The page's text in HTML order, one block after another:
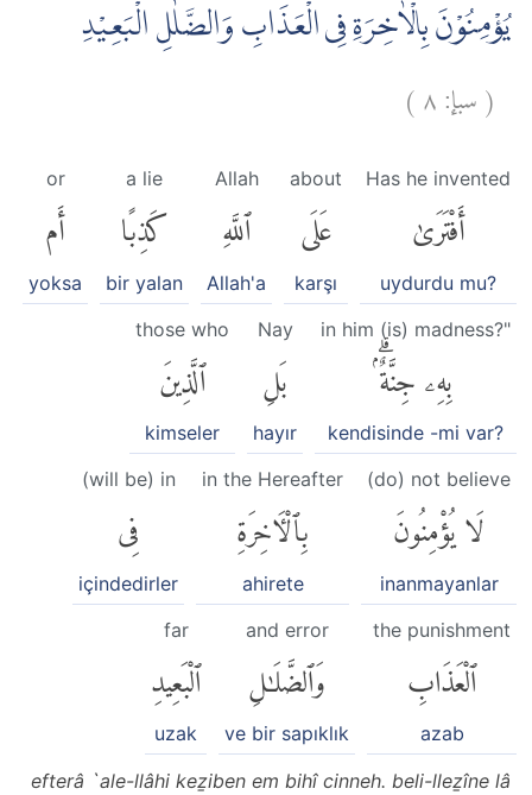
يُؤْمِنُوْنَ بِالْاٰخِرَةِ فِى الْعَذَابِ وَالضَّلٰلِ الْبَعِيْدِ
(سبإ:٨)
Has he invented
أَفْتَرَىٰ
uydurdu mu?
about
عَلَى
karşı
Allah
ٱللَّهِ
Allah'a
a lie
كَذِبًا
bir yalan
or
أَم
yoksa
in him (is) madness?"
بِهِۦ جِنَّةٌۢۗ
kendisinde -mi var?
Nay
بَلِ
hayır
those who
ٱلَّذِينَ
kimseler
(do) not believe
لَا يُؤْمِنُونَ
inanmayanlar
in the Hereafter
بِٱلْءَاخِرَةِ
ahirete
(will be) in
فِى
içindedirler
the punishment
ٱلْعَذَابِ
azab
and error
وَٱلضَّلَٰلِ
ve bir sapıklık
far
ٱلْبَعِيدِ
uzak
efterâ `ale-llâhi keẕiben em bihî cinneh. beli-lleẕîne lâ